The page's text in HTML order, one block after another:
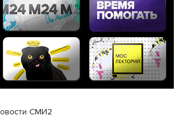
СМИ2